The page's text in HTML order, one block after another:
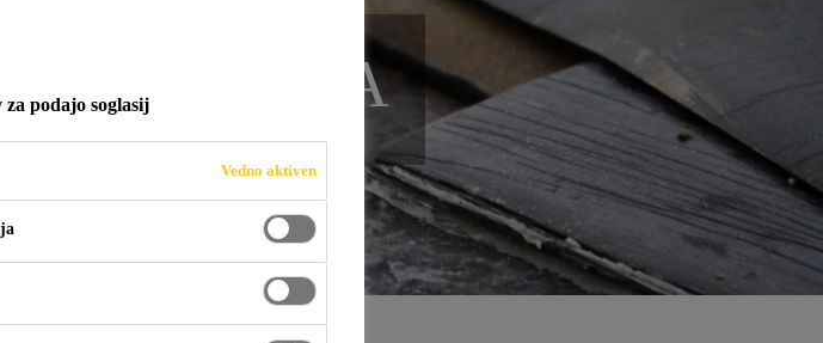
BITUMNA
podajo soglasij
Vedno aktiven